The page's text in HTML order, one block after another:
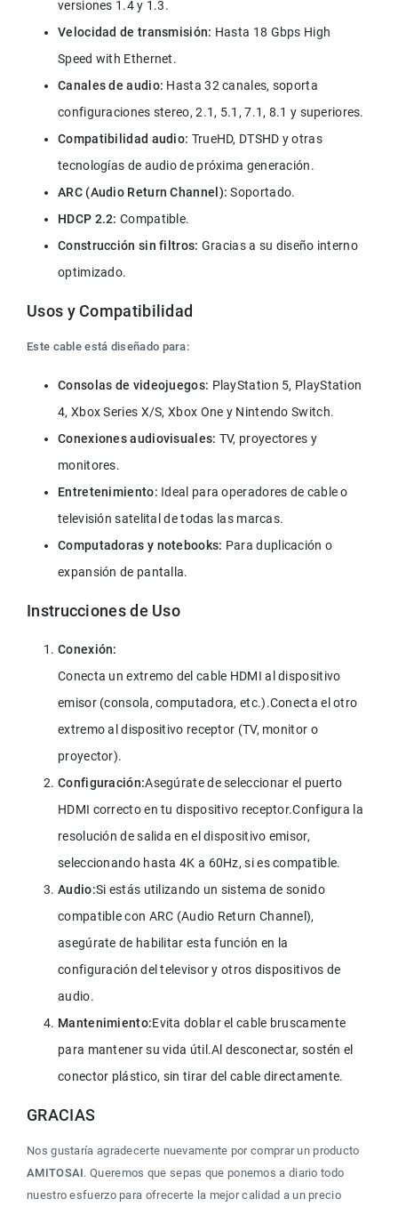
versiones 1.4 y 1.3.
Velocidad de transmisión: Hasta 18 Gbps High
Speed with Ethernet.
Canales de audio: Hasta 32 canales, soporta
configuraciones stereo, 2.1, 5.1, 7.1, 8.1 y superiores.
Compatibilidad audio: TrueHD, DTSHD y otras
tecnologías de audio de próxima generación.
ARC (Audio Return Channel): Soportado.
HDCP 2.2: Compatible.
Construcción sin filtros: Gracias a su diseño interno
optimizado.
Usos y Compatibilidad
Este cable está diseñado para:
Consolas de videojuegos: PlayStation 5, PlayStation
4, Xbox Series X/S, Xbox One y Nintendo Switch.
Conexiones audiovisuales: TV, proyectores y
monitores.
Entretenimiento: Ideal para operadores de cable o
televisión satelital de todas las marcas.
Computadoras y notebooks: Para duplicación o
expansión de pantalla.
Instrucciones de Uso
Conecta un extremo del cable HDMI al dispositivo
emisor (consola, computadora, etc.).Conecta el otro
extremo al dispositivo receptor (TV, monitor o
proyector).
Configuración:Asegúrate de seleccionar el puerto
HDMI correcto en tu dispositivo receptor.Configura la
resolución de salida en el dispositivo emisor,
seleccionando hasta 4K a 60Hz, si es compatible.
Audio:Si estás utilizando un sistema de sonido
compatible con ARC (Audio Return Channel),
asegúrate de habilitar esta función en la
configuración del televisor y otros dispositivos de
audio.
Mantenimiento:Evita doblar el cable bruscamente
para mantener su vida útil.Al desconectar, sostén el
conector plástico, sin tirar del cable directamente.
GRACIAS
Nos gustaría agradecerte nuevamente por comprar un producto
AMITOSAI. Queremos que sepas que ponemos a diario todo
nuestro esfuerzo para ofrecerte la mejor calidad a un precio